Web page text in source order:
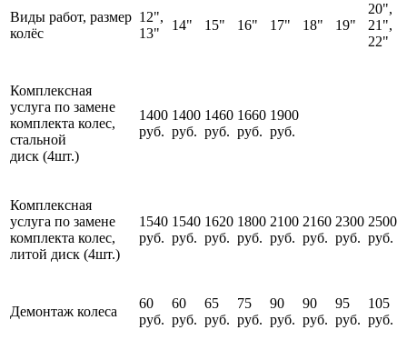
Виды работ, размер
колёс
12",
13"
14" 15" 16" 17" 18" 19"
20",
21",
22"
Комплексная
услуга по замене
комплекта колес,
стальной
диск (4шт.)
1400
руб.
1400
руб.
1460
руб.
1660
руб.
1900
руб.
Комплексная
услуга по замене
комплекта колес,
литой диск (4шт.)
1540
руб.
1540
руб.
1620
руб.
1800
руб.
2100
руб.
2160
руб.
2300
руб.
2500
руб.
Демонтаж колеса
60
руб.
60
руб.
65
руб.
75
руб.
90
руб.
90
руб.
95
руб.
105
руб.